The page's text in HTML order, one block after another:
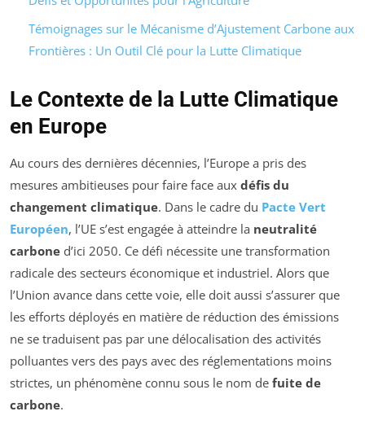
Témoignages sur le Mécanisme d’Ajustement Carbone aux
Frontières : Un Outil Clé pour la Lutte Climatique
Le Contexte de la Lutte Climatique
en Europe
Au cours des dernières décennies, l’Europe a pris des
mesures ambitieuses pour faire face aux défis du
changement climatique. Dans le cadre du Pacte Vert
Européen, l’UE s’est engagée à atteindre la neutralité
carbone d’ici 2050. Ce défi nécessite une transformation
radicale des secteurs économique et industriel. Alors que
l’Union avance dans cette voie, elle doit aussi s’assurer que
les efforts déployés en matière de réduction des émissions
ne se traduisent pas par une délocalisation des activités
polluantes vers des pays avec des réglementations moins
strictes, un phénomène connu sous le nom de fuite de
carbone.